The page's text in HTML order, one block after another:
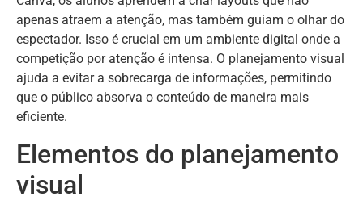
apenas atraem a atenção, mas também guiam o olhar do
espectador. Isso é crucial em um ambiente digital onde a
competição por atenção é intensa. O planejamento visual
ajuda a evitar a sobrecarga de informações, permitindo
que o público absorva o conteúdo de maneira mais
eficiente.
Elementos do planejamento
visual